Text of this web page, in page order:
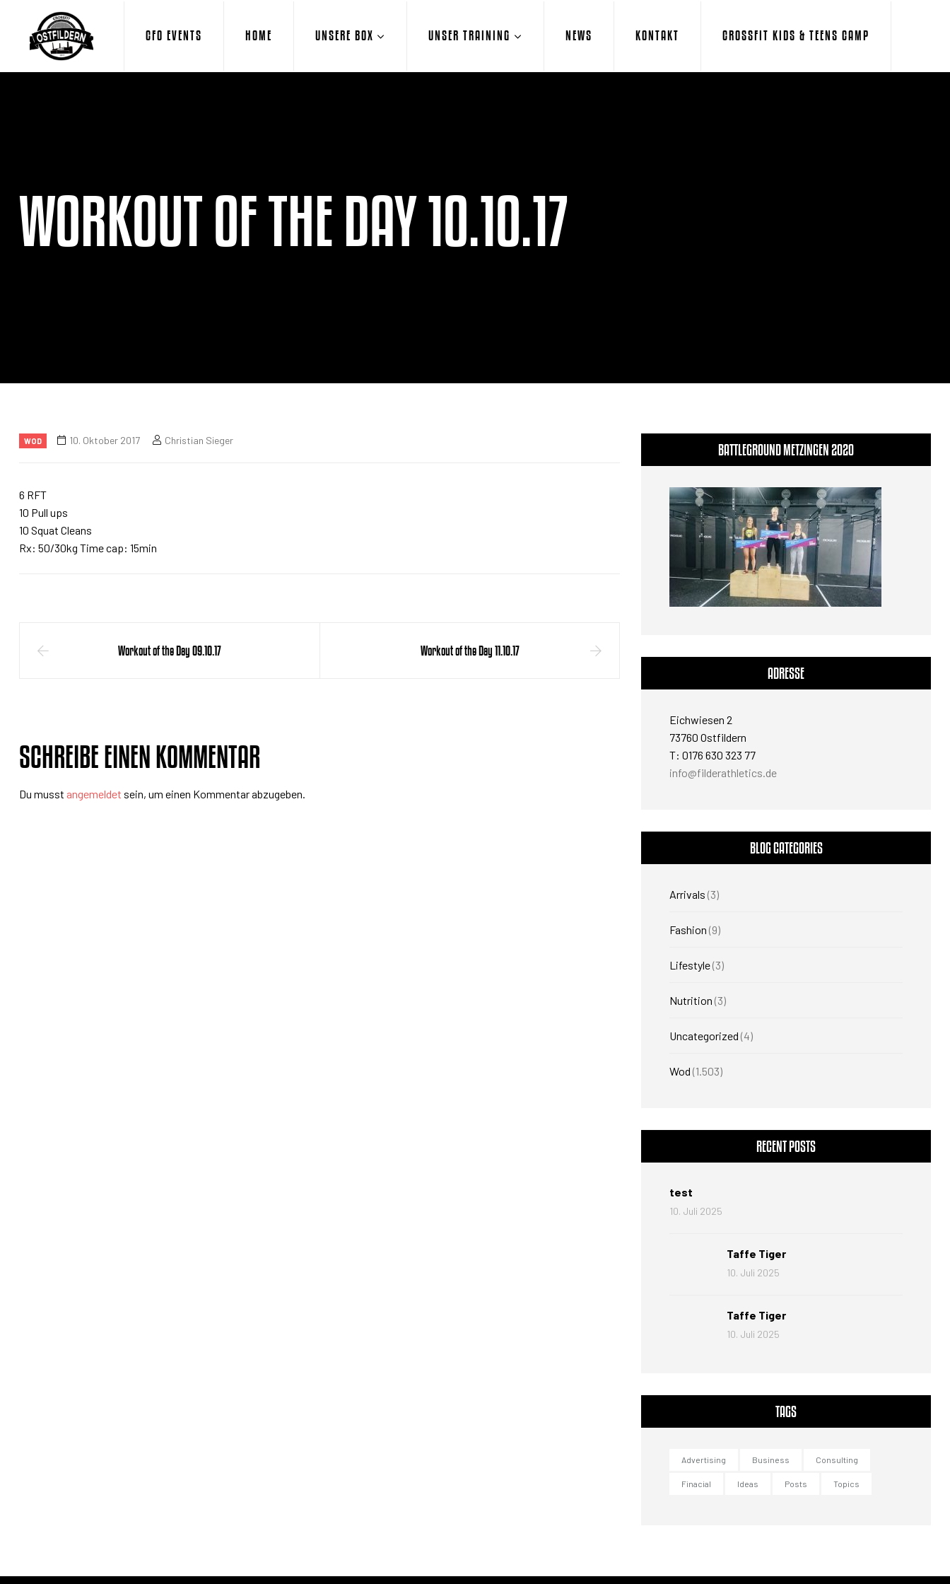
CFO EVENTS HOME UNSERE BOX UNSER TRAINING NEWS KONTAKT CROSSFIT KIDS & TEENS CAMP
WORKOUT OF THE DAY 10.10.17
WOD 10. Oktober 2017 Christian Sieger
6 RFT
10 Pull ups
10 Squat Cleans
Rx: 50/30kg Time cap: 15min
Workout of the Day 09.10.17 Workout of the Day 11.10.17
SCHREIBE EINEN KOMMENTAR
Du musst angemeldet sein, um einen Kommentar abzugeben.
BATTLEGROUND METZINGEN 2020
ADRESSE
Eichwiesen 2
73760 Ostfildern
T: 0176 630 323 77
info@filderathletics.de
BLOG CATEGORIES
Arrivals (3)
Fashion (9)
Lifestyle(3)
Nutrition (3)
Uncategorized (4)
Wod (1.503)
RECENT POSTS
test
10. Juli 2025
Taffe Tiger
10. Juli 2025
Taffe Tiger
10. Juli 2025
TAGS
Advertising Business Consulting
Finacial Ideas Posts Topics